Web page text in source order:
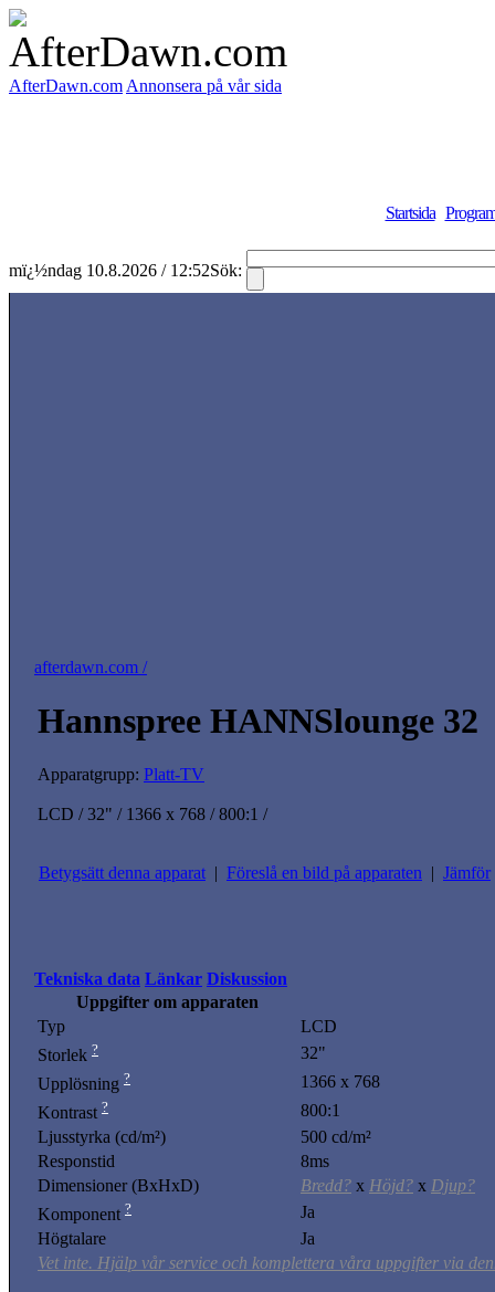
AfterDawn.com Annonsera på vår sida
Startsida
mï¿½ndag 10.8.2026 / 12:52Sök:
afterdawn.com /
Hannspree HANNSlounge 32
Apparatgrupp: Platt-TV
LCD / 32" / 1366 x 768 / 800:1 /
Betygsätt denna apparat | Föreslå en bild på apparaten | Jämför
Tekniska data Länkar Diskussion
Uppgifter om apparaten
Typ
LCD
Storlek ?
32"
Upplösning ?
1366 x 768
Kontrast ?
800:1
Ljusstyrka (cd/m²)
500 cd/m²
Responstid
8ms
Dimensioner (BxHxD)
Bredd? x Höjd? x Djup?
Komponent ?
Ja
Högtalare
Ja
Vet inte. Hjälp vår service och komplettera våra uppgifter via